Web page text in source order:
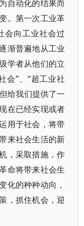
自动化的结果而
。第一次工业革
会向工业社会过
渐普遍地从工业
学者从他们的立
会”、“超工业社
给我们提供了一
在已经实现或者
用于社会，将带
来社会生活的新
，采取措施，作
命将带来社会生
化的种种动向，
，抓住机会，迎